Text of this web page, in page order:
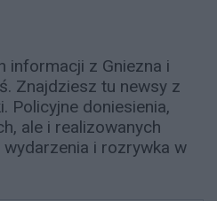
informacji z Gniezna i
Znajdziesz tu newsy z
Policyjne doniesienia,
ale i realizowanych
i rozrywka w